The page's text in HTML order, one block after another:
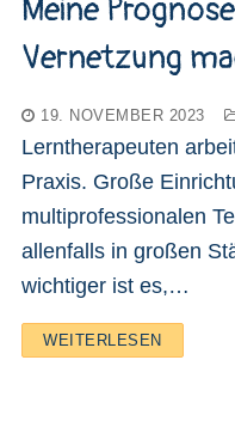
Meine
Vernetzung
19. NOVEMBER 2023
Lerntherapeuten
Praxis. Große
multiprofessionalen
allenfalls in großen
wichtiger ist es,…
WEITERLESEN